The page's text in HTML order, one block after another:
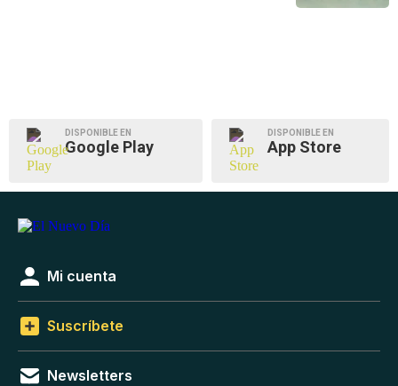
DISPONIBLE EN
Google Play
DISPONIBLE EN
App Store
Mi cuenta
Suscríbete
Newsletters